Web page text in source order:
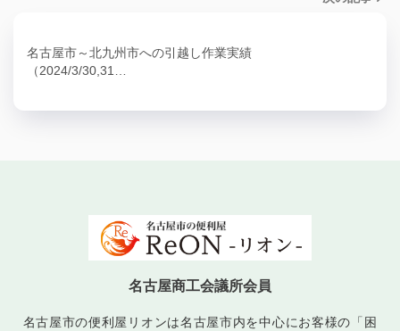
名古屋市～北九州市への引越し作業実績
（2024/3/30,31…
名古屋商工会議所会員
名古屋市の便利屋リオンは名古屋市内を中心にお客様の「困